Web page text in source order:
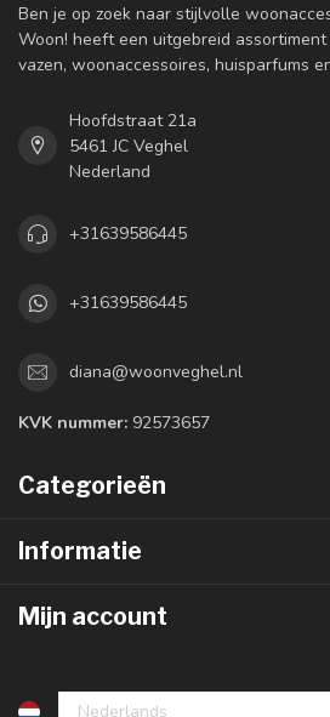
Ben je op zoek naar stijlvolle
Woon! heeft een uitgebreid assortiment
vazen, woonaccessoires, huisparfums
Hoofdstraat 21a
5461 JC Veghel
Nederland
+31639586445
+31639586445
diana@woonveghel.nl
KVK nummer: 92573657
Categorieën
Informatie
Mijn account